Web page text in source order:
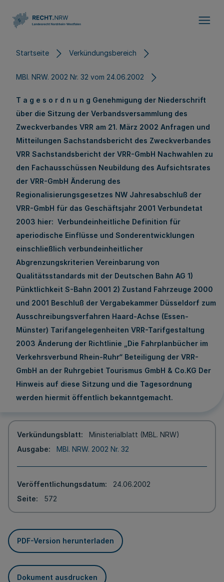
Startseite Verkündungsbereich
MBl. NRW. 2002 Nr. 32 vom 24.06.2002
T a g e s o r d n u n g Genehmigung der Niederschrift
über die Sitzung der Verbandsversammlung des
Zweckverbandes VRR am 21. März 2002 Anfragen und
Mitteilungen Sachstandsbericht des Zweckverbandes
VRR Sachstandsbericht der VRR-GmbH Nachwahlen zu
den Fachausschüssen Neubildung des Aufsichtsrates
der VRR-GmbH Änderung des
Regionalisierungsgesetzes NW Jahresabschluß der
VRR-GmbH für das Geschäftsjahr 2001 Verbundetat
2003 hier: Verbundeinheitliche Definition für
aperiodische Einflüsse und Sonderentwicklungen
einschließlich verbundeinheitlicher
Abgrenzungskriterien Vereinbarung von
Qualitätsstandards mit der Deutschen Bahn AG 1)
Pünktlichkeit S-Bahn 2001 2) Zustand Fahrzeuge 2000
und 2001 Beschluß der Vergabekammer Düsseldorf zum
Ausschreibungsverfahren Haard-Achse (Essen-
Münster) Tarifangelegenheiten VRR-Tarifgestaltung
2003 Änderung der Richtlinie „Die Fahrplanbücher im
Verkehrsverbund Rhein-Ruhr“ Beteiligung der VRR-
GmbH an der Ruhrgebiet Tourismus GmbH & Co.KG Der
Hinweis auf diese Sitzung und die Tagesordnung
werden hiermit öffentlich bekanntgemacht.
Verkündungsblatt
Ministerialblatt (MBL. NRW)
Ausgabe
MBl. NRW. 2002 Nr. 32
Veröffentlichungsdatum
24.06.2002
Seite
572
PDF-Version herunterladen
Dokument ausdrucken